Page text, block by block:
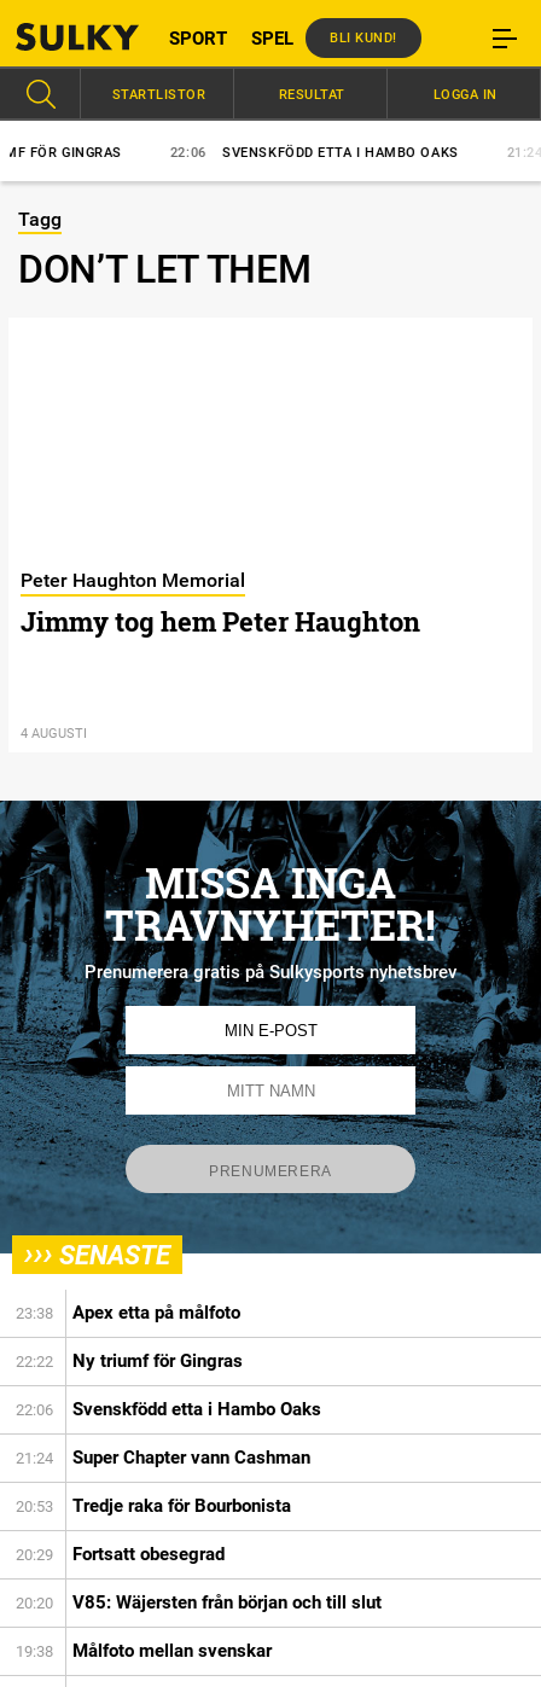
SPORT SPEL BLI KUND!
FÖR GINGRAS 22:06 SVENSKFÖDD ETTA I HAMBO OAKS 21:24
STARTLISTOR RESULTAT LOGGA IN
Tagg
DON’T LET THEM
Peter Haughton Memorial
Jimmy tog hem Peter Haughton
4 AUGUSTI
MISSA INGA
TRAVNYHETER!
Prenumerera gratis på Sulkysports nyhetsbrev
››› SENASTE
23:38 Apex etta på målfoto
22:22 Ny triumf för Gingras
22:06 Svenskfödd etta i Hambo Oaks
21:24 Super Chapter vann Cashman
20:53 Tredje raka för Bourbonista
20:29 Fortsatt obesegrad
20:20 V85: Wäjersten från början och till slut
19:38 Målfoto mellan svenskar